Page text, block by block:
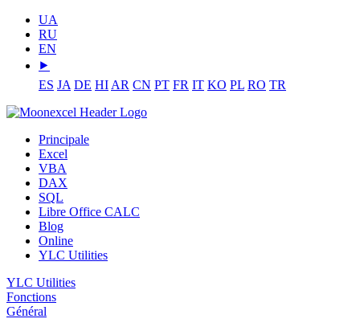
UA
RU
EN
⯈
ES JA DE HI AR CN PT FR IT KO PL RO TR
Principale
Excel
VBA
DAX
SQL
Libre Office CALC
Blog
Online
YLC Utilities
YLC Utilities
Fonctions
Général